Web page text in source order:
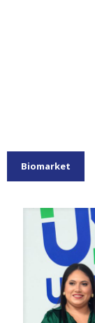
Biomarket